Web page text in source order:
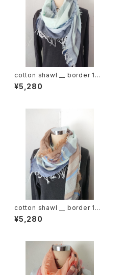
cotton shawl __ border 160
白波w
¥5,280
cotton shawl __ border 160
慈雨w
¥5,280